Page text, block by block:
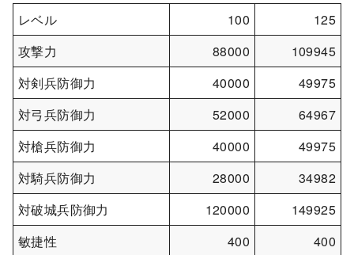
レベル 100
125
攻撃力
88000
109945
対剣兵防御力
40000
49975
対弓兵防御力
52000
64967
対槍兵防御力
40000
49975
対騎兵防御力
28000
34982
対破城兵防御力
120000
149925
敏捷性
400
400